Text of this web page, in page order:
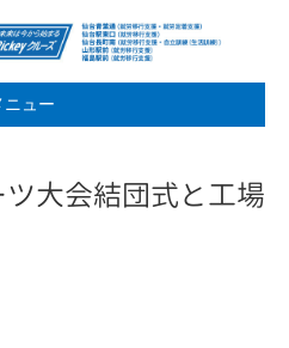
ニュー
大会結団式と工場